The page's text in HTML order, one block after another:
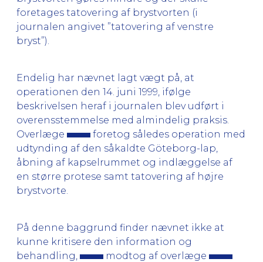
foretages tatovering af brystvorten (i
journalen angivet ”tatovering af venstre
bryst”).
Endelig har nævnet lagt vægt på, at
operationen den 14. juni 1999, ifølge
beskrivelsen heraf i journalen blev udført i
overensstemmelse med almindelig praksis.
Overlæge
foretog således operation med
udtynding af den såkaldte Göteborg-lap,
åbning af kapselrummet og indlæggelse af
en større protese samt tatovering af højre
brystvorte.
På denne baggrund finder nævnet ikke at
kunne kritisere den information og
behandling,
modtog af overlæge